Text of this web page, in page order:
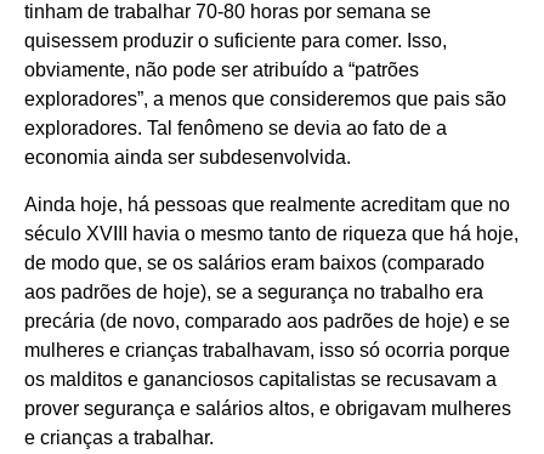
tinham de trabalhar 70-80 horas por semana se
quisessem produzir o suficiente para comer. Isso,
obviamente, não pode ser atribuído a “patrões
exploradores”, a menos que consideremos que pais são
exploradores. Tal fenômeno se devia ao fato de a
economia ainda ser subdesenvolvida.
Ainda hoje, há pessoas que realmente acreditam que no
século XVIII havia o mesmo tanto de riqueza que há hoje,
de modo que, se os salários eram baixos (comparado
aos padrões de hoje), se a segurança no trabalho era
precária (de novo, comparado aos padrões de hoje) e se
mulheres e crianças trabalhavam, isso só ocorria porque
os malditos e gananciosos capitalistas se recusavam a
prover segurança e salários altos, e obrigavam mulheres
e crianças a trabalhar.